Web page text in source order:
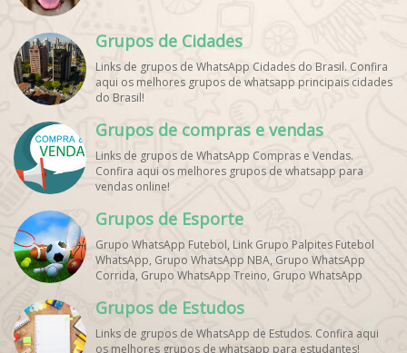
Grupos de Cidades
Links de grupos de WhatsApp Cidades do Brasil. Confira
aqui os melhores grupos de whatsapp principais cidades
do Brasil!
Grupos de compras e vendas
Links de grupos de WhatsApp Compras e Vendas.
Confira aqui os melhores grupos de whatsapp para
vendas online!
Grupos de Esporte
Grupo WhatsApp Futebol, Link Grupo Palpites Futebol
WhatsApp, Grupo WhatsApp NBA, Grupo WhatsApp
Corrida, Grupo WhatsApp Treino, Grupo WhatsApp
WhatsApp, Grupo de Torcedores [Nome do Time]
WhatsApp, Link de Grupos de Esporte Grátis, Grupo
WhatsApp Dicas de Treino, Grupo WhatsApp Futebol Ao
Grupos de Estudos
Links de grupos de WhatsApp de Estudos. Confira aqui
os melhores grupos de whatsapp para estudantes!